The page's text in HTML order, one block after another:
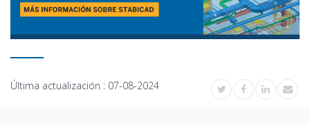
Última actualización : 07-08-2024